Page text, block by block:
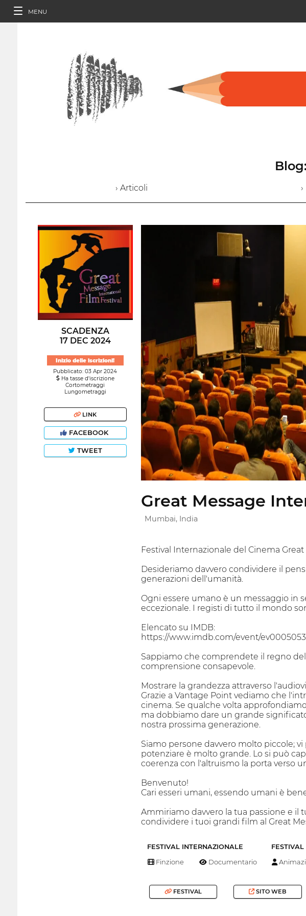
MENU
› Articoli
SCADENZA
17 DEC 2024
Inizio delle iscrizioni!
Pubblicato: 03 Apr 2024
Ha tasse d'iscrizione
Cortometraggi
Lungometraggi
LINK
FACEBOOK
TWEET
Great Message
Mumbai, India
Festival Internazionale del Cinema Great
Desideriamo davvero condividere il
generazioni dell'umanità.
Ogni essere umano è un messaggio in
eccezionale. I registi di tutto il mondo
Elencato su IMDB:
https://www.imdb.com/event/ev0005053
Sappiamo che comprendete il regno
comprensione consapevole.
Mostrare la grandezza attraverso
Grazie a Vantage Point vediamo che
cinema. Se qualche volta
ma dobbiamo dare un grande
nostra prossima generazione.
Siamo persone davvero molto piccole;
potenziare è molto grande. Lo si può
coerenza con l'altruismo la porta verso
Benvenuto!
Cari esseri umani, essendo umani è
Ammiriamo davvero la tua passione e
condividere i tuoi grandi film al Great
FESTIVAL INTERNAZIONALE
Finzione Documentario
FESTIVAL SITO WEB